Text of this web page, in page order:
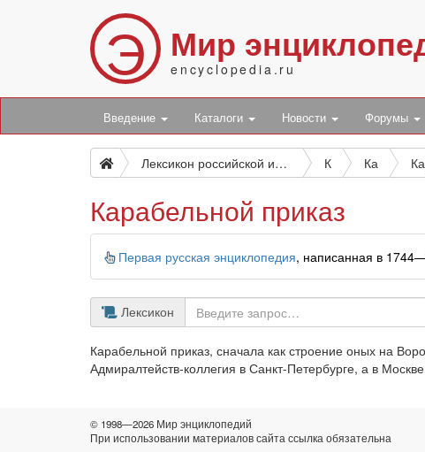
Э Мир
encyclopedia.ru
Введение Каталоги Новости Форумы
Лексикон российской исторической, географической, политической и гражданской К Ка
Карабельной приказ
Информация
Первая русская энциклопедия, написанная в
Лексикон
Карабельной приказ, сначала как строение оных на
Адмиралтейств-коллегия в Санкт-Петербурге, а в
© 1998—2026 Мир энциклопедий
При использовании материалов сайта ссылка обязательна